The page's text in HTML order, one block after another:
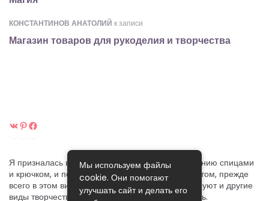
КОНСТАНТИНОВ АНАТОЛИЙ к записи
Магазин товаров для рукоделия и творчества
ВКонтакте
Pinterest
Я призналась вам в своей любви к ручному вязанию спицами
и крючком, и постараюсь поделиться своим опытом, прежде
всего в этом виде рукоделия. Хотя меня интересуют и другие
виды творчества, которые я собираюсь осваивать.
Мы используем файлы
cookie. Они помогают
улучшать сайт и делать его